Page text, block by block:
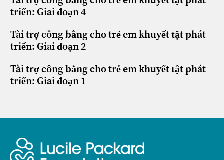
triển: Giai đoạn 4
Tài trợ công bằng cho trẻ em khuyết tật phát
triển: Giai đoạn 2
Tài trợ công bằng cho trẻ em khuyết tật phát
triển: Giai đoạn 1